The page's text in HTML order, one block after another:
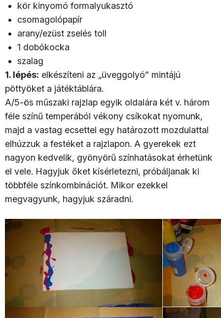
kör kinyomó formalyukasztó
csomagolópapír
arany/ezüst zselés toll
1 dobókocka
szalag
1. lépés: elkészíteni az „üveggolyó” mintájú
pöttyöket a játéktáblára.
A/5-ös műszaki rajzlap egyik oldalára két v. három
féle színű temperából vékony csíkokat nyomunk,
majd a vastag ecsettel egy határozott mozdulattal
elhúzzuk a festéket a rajzlapon. A gyerekek ezt
nagyon kedvelik, gyönyörű színhatásokat érhetünk
el vele. Hagyjuk őket kísérletezni, próbáljanak ki
többféle színkombinációt. Mikor ezekkel
megvagyunk, hagyjuk száradni.